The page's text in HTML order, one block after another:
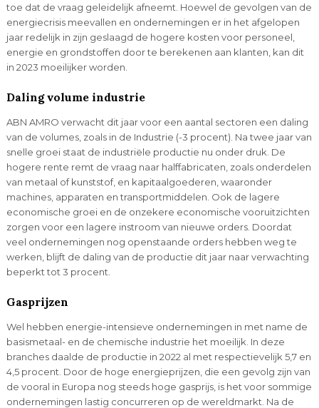
toe dat de vraag geleidelijk afneemt. Hoewel de gevolgen van de
energiecrisis meevallen en ondernemingen er in het afgelopen
jaar redelijk in zijn geslaagd de hogere kosten voor personeel,
energie en grondstoffen door te berekenen aan klanten, kan dit
in 2023 moeilijker worden.
Daling volume industrie
ABN AMRO verwacht dit jaar voor een aantal sectoren een daling
van de volumes, zoals in de Industrie (-3 procent). Na twee jaar van
snelle groei staat de industriële productie nu onder druk. De
hogere rente remt de vraag naar halffabricaten, zoals onderdelen
van metaal of kunststof, en kapitaalgoederen, waaronder
machines, apparaten en transportmiddelen. Ook de lagere
economische groei en de onzekere economische vooruitzichten
zorgen voor een lagere instroom van nieuwe orders. Doordat
veel ondernemingen nog openstaande orders hebben weg te
werken, blijft de daling van de productie dit jaar naar verwachting
beperkt tot 3 procent.
Gasprijzen
Wel hebben energie-intensieve ondernemingen in met name de
basismetaal- en de chemische industrie het moeilijk. In deze
branches daalde de productie in 2022 al met respectievelijk 5,7 en
4,5 procent. Door de hoge energieprijzen, die een gevolg zijn van
de vooral in Europa nog steeds hoge gasprijs, is het voor sommige
ondernemingen lastig concurreren op de wereldmarkt. Na de